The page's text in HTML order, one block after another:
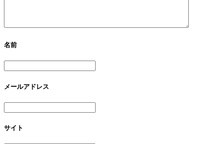
名前
メールアドレス
サイト